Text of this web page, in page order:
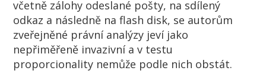
včetně zálohy odeslané pošty, na sdílený
odkaz a následně na flash disk, se autorům
zveřejněné právní analýzy jeví jako
nepřiměřeně invazivní a v testu
proporcionality nemůže podle nich obstát.